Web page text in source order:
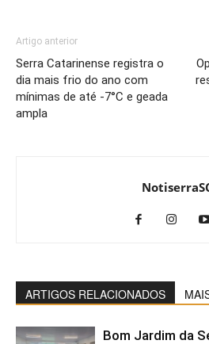
Artigo anterior
Serra Catarinense registra o
dia mais frio do ano com
mínimas de até -7°C e geada
ampla
ARTIGOS RELACIONADOS
Bom Jardim da